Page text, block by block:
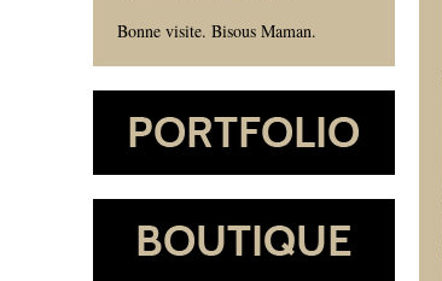
Bonne visite. Bisous Maman.